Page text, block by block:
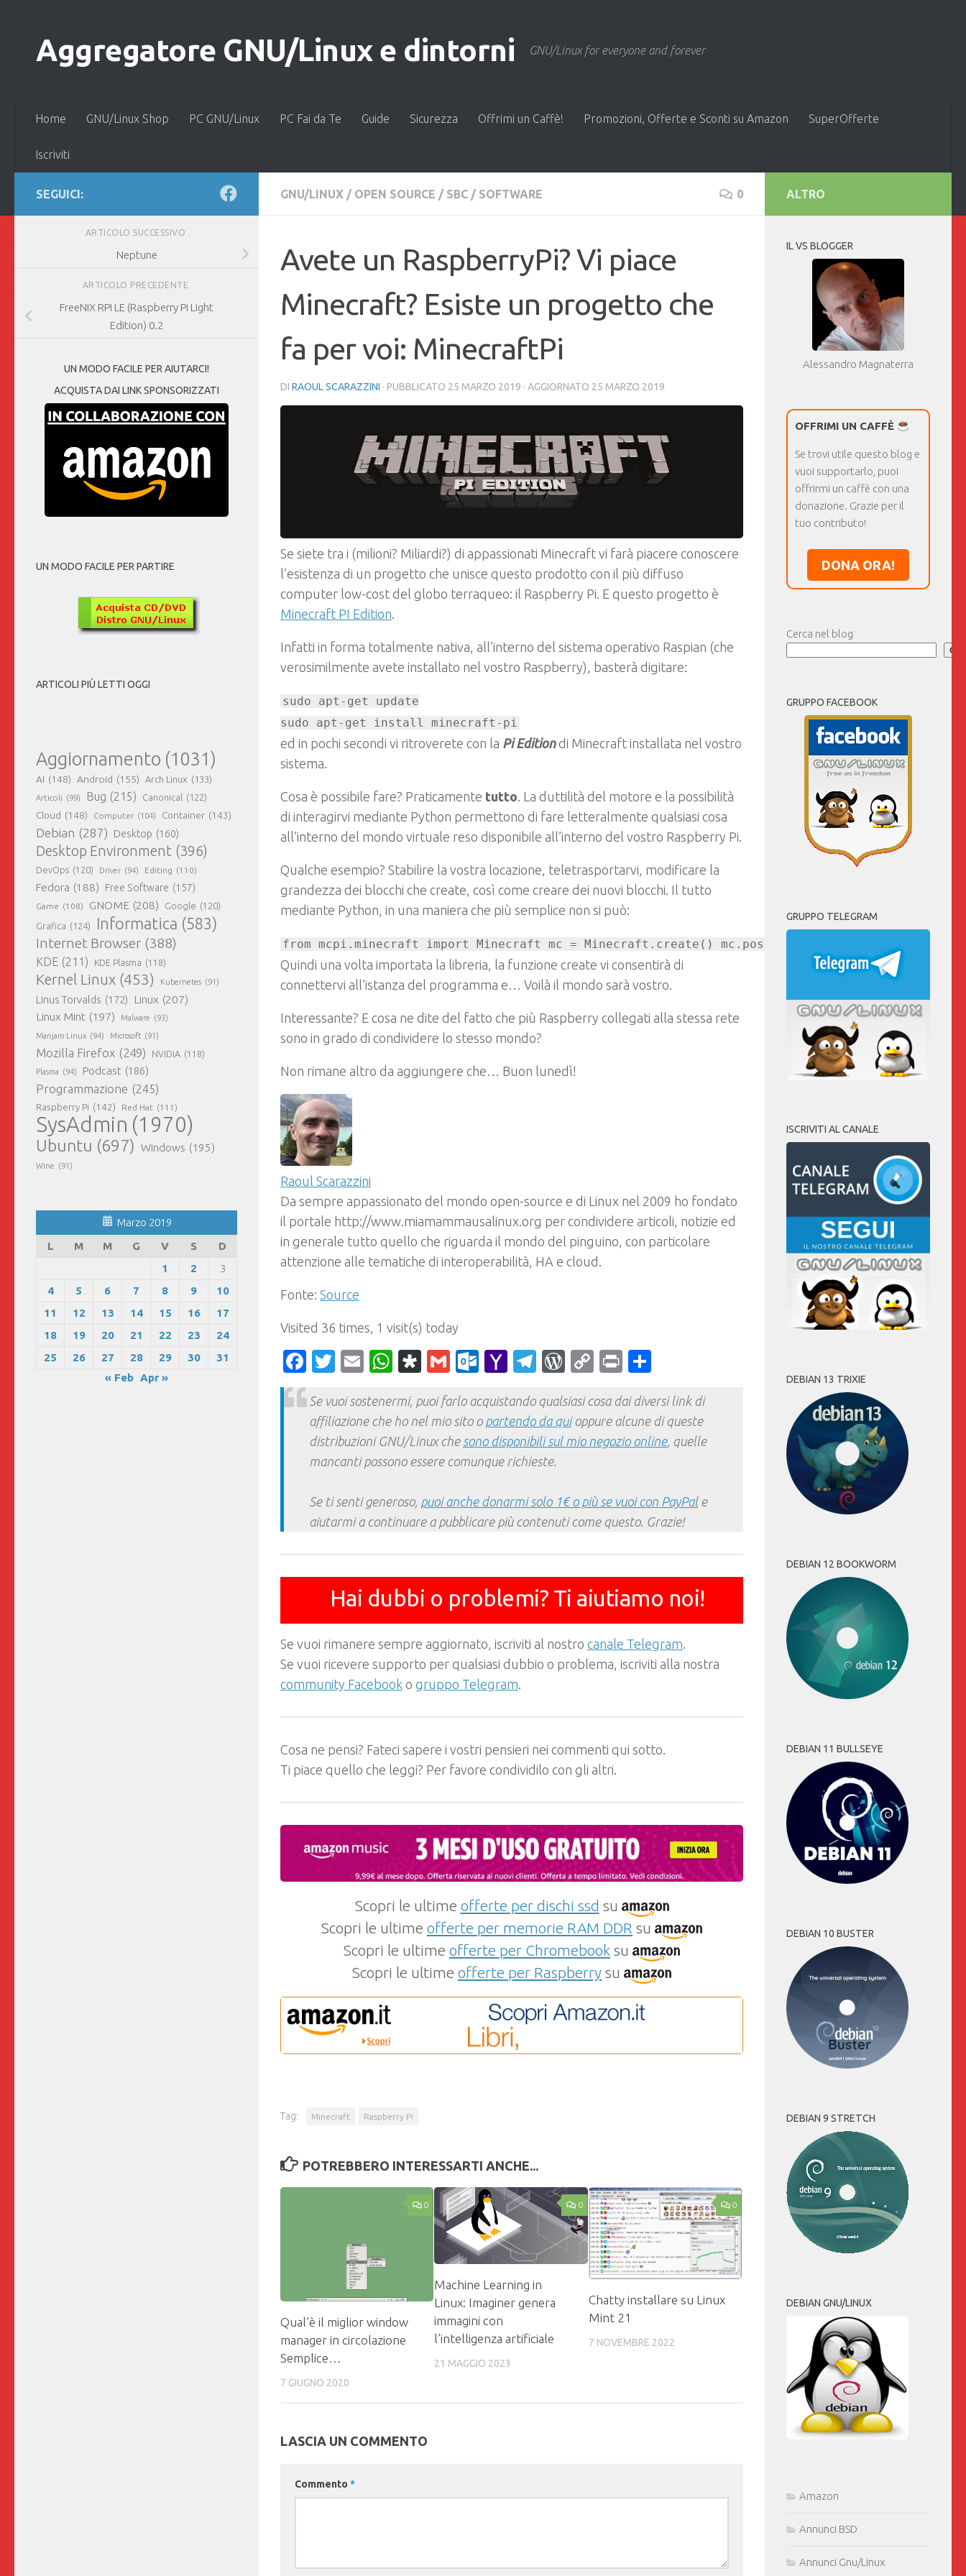
Aggregatore GNU/Linux e dintorni GNU/Linux for everyone and forever
Home GNU/Linux Shop PC GNU/Linux PC Fai da Te Guide Sicurezza Offrimi un Caffè! Promozioni, Offerte e Sconti su Amazon SuperOfferte
Iscriviti
GNU/LINUX / OPEN SOURCE / SBC / SOFTWARE 0
Avete un RaspberryPi? Vi piace
Minecraft? Esiste un progetto che
fa per voi: MinecraftPi
DI RAOUL SCARAZZINI · PUBBLICATO 25 MARZO 2019 · AGGIORNATO 25 MARZO 2019
Se siete tra i (milioni? Miliardi?) di appassionati Minecraft vi farà piacere conoscere
l’esistenza di un progetto che unisce questo prodotto con il più diffuso
computer low-cost del globo terraqueo: il Raspberry Pi. E questo progetto è
Minecraft PI Edition.
Infatti in forma totalmente nativa, all’interno del sistema operativo Raspian (che
verosimilmente avete installato nel vostro Raspberry), basterà digitare:
sudo apt-get update
sudo apt-get install minecraft-pi
ed in pochi secondi vi ritroverete con la Pi Editiondi Minecraft installata nel vostro
sistema.
Cosa è possibile fare? Praticamente tutto. La duttilità del motore e la possibilità
di interagirvi mediante Python permettono di fare letteralmente qualsiasi cosa
all’interno del mondo virtuale reso disponibile all’interno del vostro Raspberry Pi.
Qualche esempio? Stabilire la vostra locazione, teletrasportarvi, modificare la
grandezza dei blocchi che create, così come creare dei nuovi blocchi. Il tutto
mediante Python, in una maniera che più semplice non si può:
from mcpi.minecraft import Minecraft mc = Minecraft.create() mc.postToChat("Hello world")
Quindi una volta importata la libreria, la funzione create vi consentirà di
connettervi all’istanza del programma e… Voilà il mondo sarà vostro.
Interessante? E cosa ne dite del fatto che più Raspberry collegati alla stessa rete
sono in grado di condividere lo stesso mondo?
Non rimane altro da aggiungere che… Buon lunedì!
Raoul Scarazzini
Da sempre appassionato del mondo open-source e di Linux nel 2009 ho fondato
il portale http://www.miamammausalinux.org per condividere articoli, notizie ed
in generale tutto quello che riguarda il mondo del pinguino, con particolare
attenzione alle tematiche di interoperabilità, HA e cloud.
Fonte: Source
Visited 36 times, 1 visit(s) today
Facebook
Twitter
EmailWhatsApp
Diaspora
GmailOutlook.com
YahooTelegram
WordPress
CopyPrint
Se vuoi sostenermi, puoi farlo acquistando qualsiasi cosa dai diversi link di
affiliazione che ho nel mio sito o partendo da quioppure alcune di queste
distribuzioni GNU/Linux che sono disponibili sul mio negozio online, quelle
mancanti possono essere comunque richieste.
Se ti senti generoso, puoi anche donarmi solo 1€ o più se vuoi con PayPale
aiutarmi a continuare a pubblicare più contenuti come questo. Grazie!
Hai dubbi o problemi? Ti aiutiamo noi!
Se vuoi rimanere sempre aggiornato, iscriviti al nostro canale Telegram
Se vuoi ricevere supporto per qualsiasi dubbio o problema, iscriviti alla nostra
community Facebook o gruppo Telegram
Cosa ne pensi? Fateci sapere i vostri pensieri nei commenti qui sotto.
Ti piace quello che leggi? Per favore condividilo con gli altri.
Scopri le ultime offerte per dischi ssd su
Scopri le ultime offerte per memorie RAM DDR su
Scopri le ultime offerte per Chromebook su
Scopri le ultime offerte per Raspberry su
Tag: Minecraft Raspberry Pi
POTREBBERO INTERESSARTI ANCHE...
0
Qual’è il miglior window
manager in circolazione
Semplice…
7 GIUGNO 2020
0
Machine Learning in
Linux: Imaginer genera
immagini con
l’intelligenza artificiale
21 MAGGIO 2023
0
Chatty installare su Linux
Mint 21
7 NOVEMBRE 2022
LASCIA UN COMMENTO
Commento *
SEGUICI:
ARTICOLO SUCCESSIVO
Neptune
ARTICOLO PRECEDENTE
FreeNIX RPI LE (Raspberry Pi Light
Edition) 0.2
UN MODO FACILE PER AIUTARCI!
ACQUISTA DAI LINK SPONSORIZZATI
UN MODO FACILE PER PARTIRE
ARTICOLI PIÙ LETTI OGGI
Aggiornamento (1031)
AI (148) Android (155) Arch Linux (133)
Articoli (99) Bug (215) Canonical (122)
Cloud (148) Computer (104) Container (143)
Debian (287) Desktop (160)
Desktop Environment (396)
DevOps (120) Driver (94) Editing (110)
Fedora (188) Free Software (157)
Game (108) GNOME (208) Google (120)
Grafica (124) Informatica (583)
Internet Browser (388)
KDE (211) KDE Plasma (118)
Kernel Linux (453) Kubernetes (91)
Linus Torvalds (172) Linux (207)
Linux Mint (197) Malware (93)
Manjaro Linux (94) Microsoft (91)
Mozilla Firefox (249) NVIDIA (118)
Plasma (94) Podcast (186)
Programmazione (245)
Raspberry Pi (142) Red Hat (111)
SysAdmin (1970)
Ubuntu (697) Windows (195)
Wine (91)
Marzo 2019
L
M M G V S
D
1
2
3
4
5 6 7 8 9
10
11
12 13 14 15 16
17
18
19 20 21 22 23
24
25
26 27 28 29 30
31
« Feb Apr »
ALTRO
IL VS BLOGGER
Alessandro Magnaterra
OFFRIMI UN CAFFÈ
Se trovi utile questo blog e
vuoi supportarlo, puoi
offrirmi un caffè con una
donazione. Grazie per il
tuo contributo!
DONA ORA!
Cerca nel blog
GRUPPO FACEBOOK
GRUPPO TELEGRAM
ISCRIVITI AL CANALE
DEBIAN 13 TRIXIE
DEBIAN 12 BOOKWORM
DEBIAN 11 BULLSEYE
DEBIAN 10 BUSTER
DEBIAN 9 STRETCH
DEBIAN GNU/LINUX
Amazon
Annunci BSD
Annunci Gnu/Linux